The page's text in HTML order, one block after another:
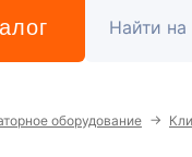
оборудование →